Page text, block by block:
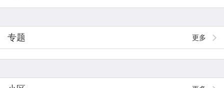
更多
专题